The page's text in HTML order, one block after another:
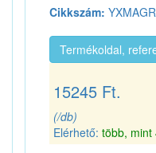
Cikkszám:
Termékoldal,
15245 Ft.
(/db)
Elérhető: több, mint